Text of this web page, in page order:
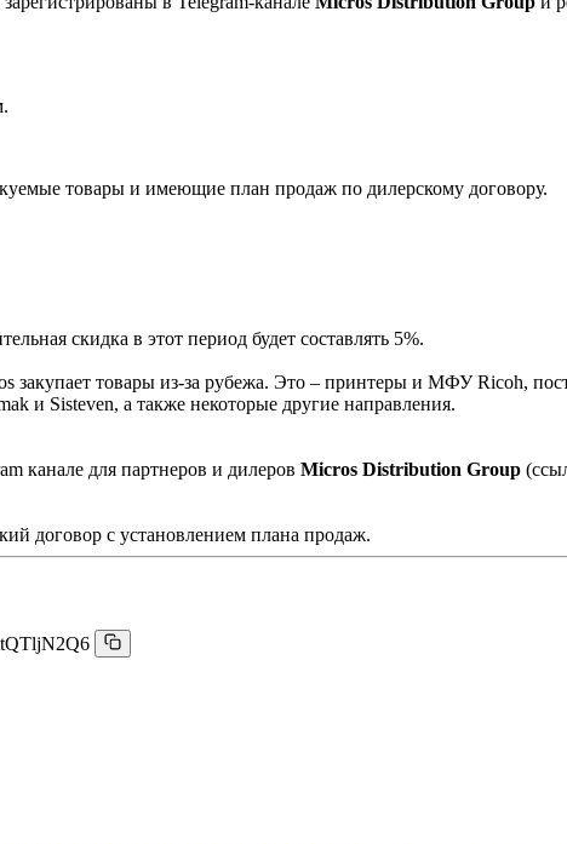
товары и имеющие план продаж по дилерскому договору.
скидка в этот период будет составлять 5%.
товары из-за рубежа. Это – принтеры и МФУ Ricoh,
и Sisteven, а также некоторые другие направления.
канале для партнеров и дилеров Micros Distribution Group
договор с установлением плана продаж.